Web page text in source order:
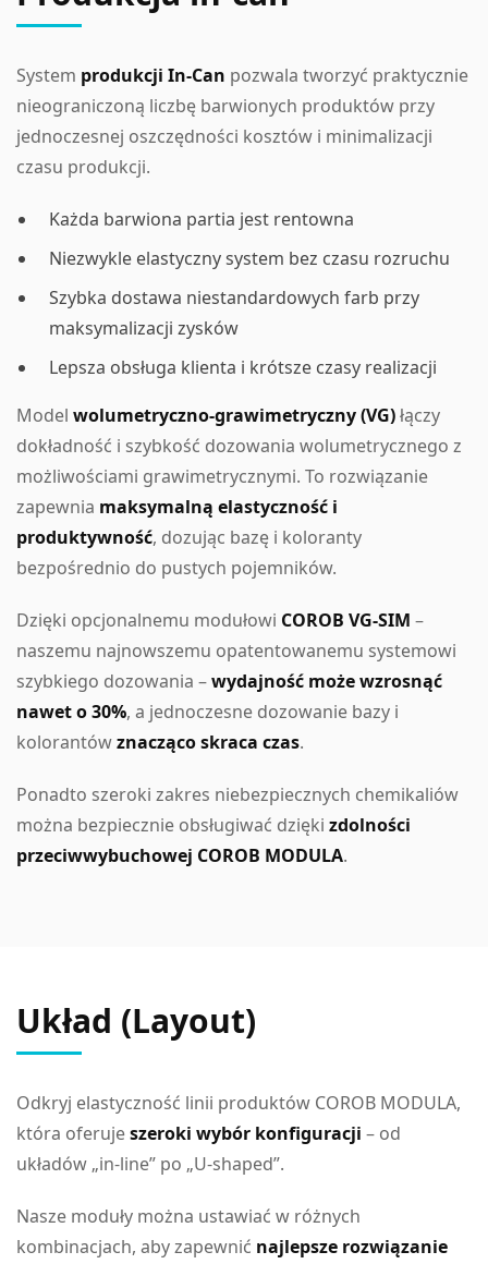
System produkcji In-Can pozwala tworzyć praktycznie
nieograniczoną liczbę barwionych produktów przy
jednoczesnej oszczędności kosztów i minimalizacji
czasu produkcji.
Każda barwiona partia jest rentowna
Niezwykle elastyczny system bez czasu rozruchu
Szybka dostawa niestandardowych farb przy
maksymalizacji zysków
Lepsza obsługa klienta i krótsze czasy realizacji
Model wolumetryczno-grawimetryczny (VG)łączy
dokładność i szybkość dozowania wolumetrycznego z
możliwościami grawimetrycznymi. To rozwiązanie
zapewnia maksymalną elastyczność i
produktywność, dozując bazę i koloranty
bezpośrednio do pustych pojemników.
Dzięki opcjonalnemu modułowi COROB VG-SIM –
naszemu najnowszemu opatentowanemu systemowi
szybkiego dozowania –wydajność może wzrosnąć
nawet o 30%, a jednoczesne dozowanie bazy i
kolorantówznacząco skraca czas.
Ponadto szeroki zakres niebezpiecznych chemikaliów
można bezpiecznie obsługiwać dzięki zdolności
przeciwwybuchowej COROB MODULA.
Układ (Layout)
Odkryj elastyczność linii produktów COROB MODULA,
która oferujeszeroki wybór konfiguracji – od
układów „in-line” po „U-shaped”.
Nasze moduły można ustawiać w różnych
kombinacjach, aby zapewnić najlepsze rozwiązanie